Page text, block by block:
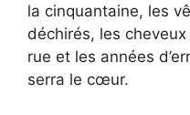
la cinquantaine, les
déchirés, les
rue et les années
serra le cœur.